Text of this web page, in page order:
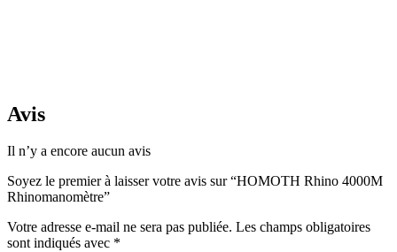
Avis
Il n’y a encore aucun avis
Soyez le premier à laisser votre avis sur “HOMOTH Rhino 4000M
Rhinomanomètre”
Votre adresse e-mail ne sera pas publiée. Les champs obligatoires
sont indiqués avec *